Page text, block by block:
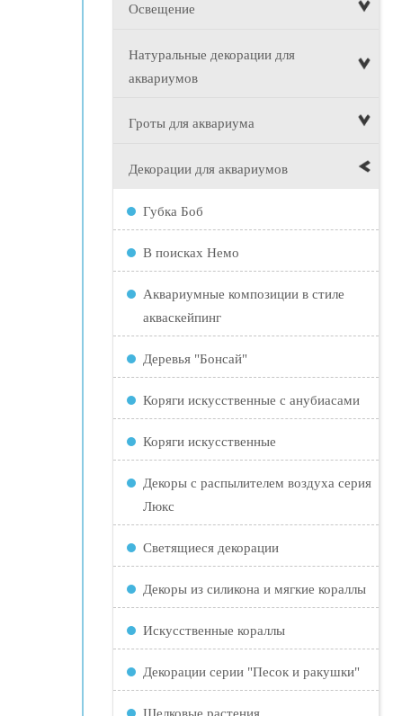
Освещение
Натуральные декорации для
аквариумов
Гроты для аквариума
Декорации для аквариумов
Губка Боб
В поисках Немо
Аквариумные композиции в стиле
акваскейпинг
Деревья "Бонсай"
Коряги искусственные с анубиасами
Коряги искусственные
Декоры с распылителем воздуха серия
Люкс
Светящиеся декорации
Декоры из силикона и мягкие кораллы
Искусственные кораллы
Декорации серии "Песок и ракушки"
Шелковые растения